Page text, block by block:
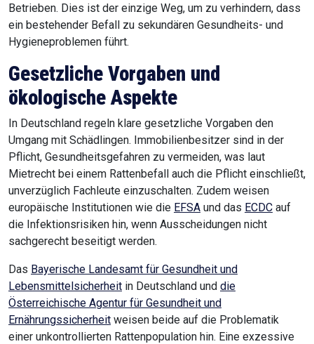
Betrieben. Dies ist der einzige Weg, um zu verhindern, dass
ein bestehender Befall zu sekundären Gesundheits- und
Hygieneproblemen führt.
Gesetzliche Vorgaben und
ökologische Aspekte
In Deutschland regeln klare gesetzliche Vorgaben den
Umgang mit Schädlingen. Immobilienbesitzer sind in der
Pflicht, Gesundheitsgefahren zu vermeiden, was laut
Mietrecht bei einem Rattenbefall auch die Pflicht einschließt,
unverzüglich Fachleute einzuschalten. Zudem weisen
europäische Institutionen wie die EFSA und das ECDC auf
die Infektionsrisiken hin, wenn Ausscheidungen nicht
sachgerecht beseitigt werden.
Das Bayerische Landesamt für Gesundheit und
Lebensmittelsicherheit in Deutschland und die
Österreichische Agentur für Gesundheit und
Ernährungssicherheit weisen beide auf die Problematik
einer unkontrollierten Rattenpopulation hin. Eine exzessive